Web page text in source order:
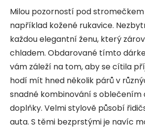
Milou pozorností pod
například kožené rukavice.
každou elegantní ženu, který
chladem. Obdarované tímto
vám záleží na tom, aby se cítila
hodí mít hned několik párů v
snadné kombinování s oblečením
doplňky. Velmi stylově působí
auta. S těmi bezprstými je navíc